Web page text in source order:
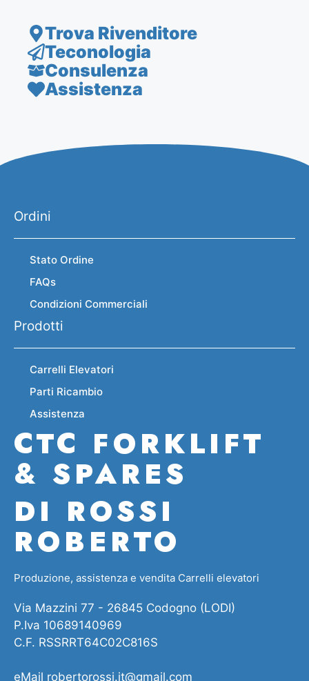
Trova Rivenditore
Teconologia
Consulenza
Assistenza
CTC FORKLIFT
& SPARES
DI ROSSI
ROBERTO
Produzione, assistenza e vendita Carrelli elevatori
Via Mazzini 77 - 26845 Codogno (LODI)
P.Iva 10689140969
C.F. RSSRRT64C02C816S
eMail robertorossi.it@gmail.com
Ordini
Stato Ordine
FAQs
Condizioni Commerciali
Prodotti
Carrelli Elevatori
Parti Ricambio
Assistenza